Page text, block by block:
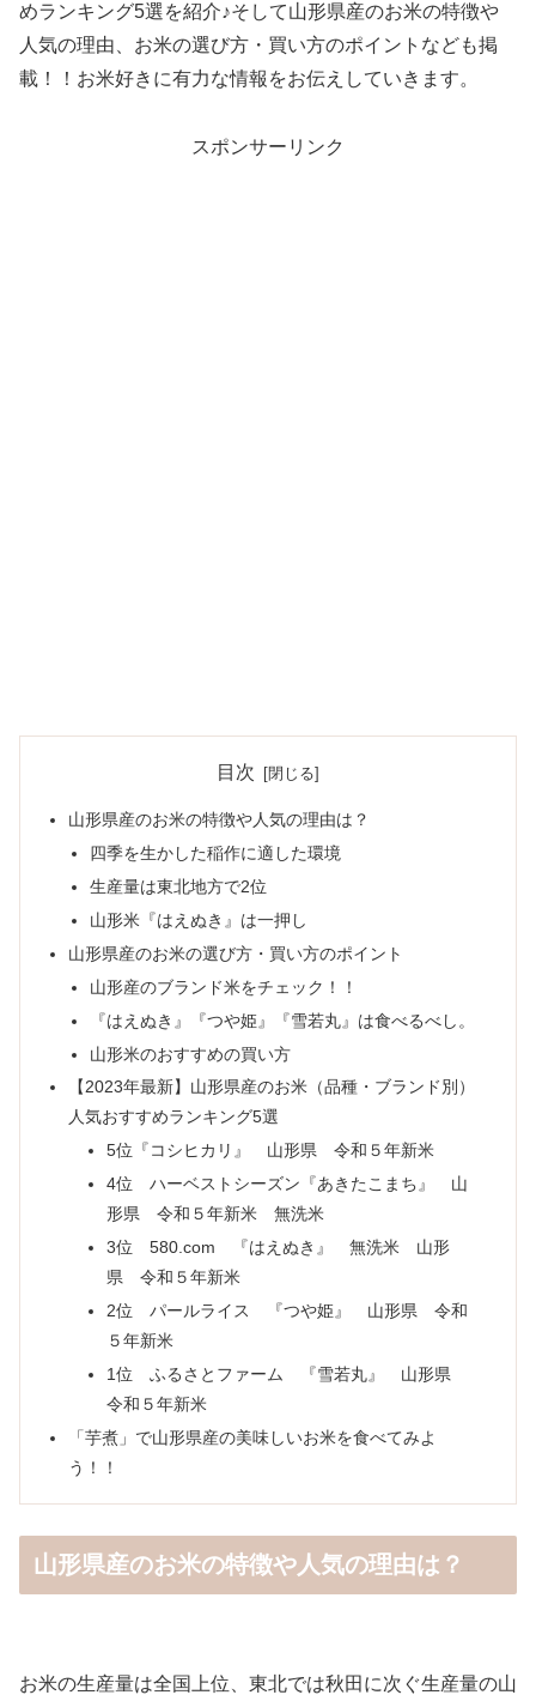
めランキング5選を紹介♪そして山形県産のお米の特徴や
人気の理由、お米の選び方・買い方のポイントなども掲
載！！お米好きに有力な情報をお伝えしていきます。
スポンサーリンク
目次
山形県産のお米の特徴や人気の理由は？
四季を生かした稲作に適した環境
生産量は東北地方で2位
山形米『はえぬき』は一押し
山形県産のお米の選び方・買い方のポイント
山形産のブランド米をチェック！！
『はえぬき』『つや姫』『雪若丸』は食べるべし。
山形米のおすすめの買い方
【2023年最新】山形県産のお米（品種・ブランド別）
人気おすすめランキング5選
5位『コシヒカリ』 山形県 令和５年新米
4位 ハーベストシーズン『あきたこまち』 山
形県 令和５年新米 無洗米
3位 ‎580.com 『はえぬき』 無洗米 山形
県 令和５年新米
2位 パールライス 『つや姫』 山形県 令和
５年新米
1位 ふるさとファーム 『雪若丸』 山形県
令和５年新米
「芋煮」で山形県産の美味しいお米を食べてみよ
う！！
山形県産のお米の特徴や人気の理由は？
お米の生産量は全国上位、東北では秋田に次ぐ生産量の山